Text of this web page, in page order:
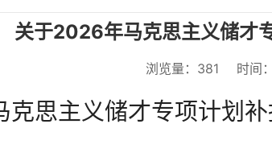
关于2026年马克思主义储才
浏览量： 381 时间
思主义储才专项计划